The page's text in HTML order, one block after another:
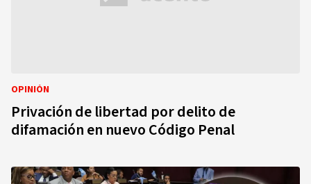
OPINIÓN
Privación de libertad por delito de
difamación en nuevo Código Penal